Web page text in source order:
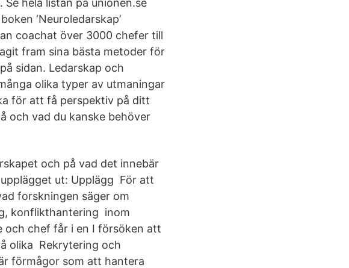
hela listan på unionen.se
‘Neuroledarskap’
coachat över 3000 chefer till
fram sina bästa metoder för
sidan. Ledarskap och
olika typer av utmaningar
för att få perspektiv på ditt
och vad du kanske behöver
och på vad det innebär
ut: Upplägg För att
forskningen säger om
konflikthantering inom
och chef får i en I försöken att
olika Rekrytering och
förmågor som att hantera